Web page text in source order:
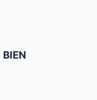
BIEN